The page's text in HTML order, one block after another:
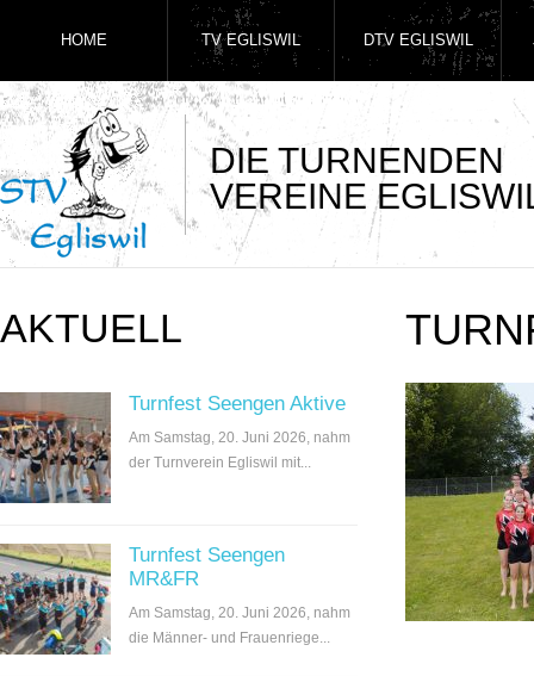
DIE TURNENDEN
VEREINE
HOME TV EGLISWIL DTV EGLISWIL
AKTUELL
Turnfest Seengen Aktive
Am Samstag, 20. Juni 2026, nahm
der Turnverein Egliswil mit...
Turnfest Seengen
MR&FR
Am Samstag, 20. Juni 2026, nahm
die Männer- und Frauenriege...